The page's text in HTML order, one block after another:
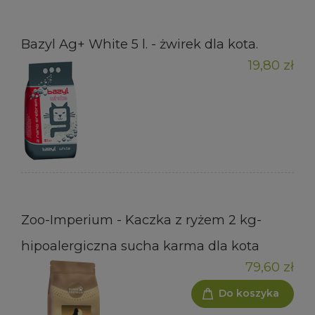
Bazyl Ag+ White 5 l. - żwirek dla kota.
19,80 zł
Zoo-Imperium - Kaczka z ryżem 2 kg-
hipoalergiczna sucha karma dla kota
79,60 zł
Do koszyka